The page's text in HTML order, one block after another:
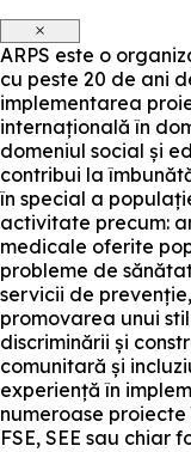
×
ARPS este o
cu peste 20 de ani
implementarea
internațională în
domeniul social și
contribui la
în special a
activitate precum:
medicale oferite
probleme de
servicii de
promovarea unui
discriminării și
comunitară și
experiență în
numeroase
FSE, SEE sau chiar